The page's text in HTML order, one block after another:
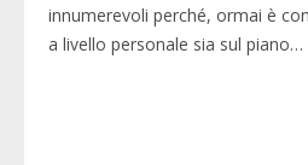
innumerevoli perché, ormai è
a livello personale sia sul piano…